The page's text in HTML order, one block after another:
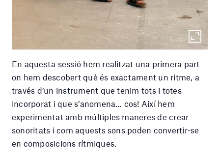
En aquesta sessió hem realitzat una primera part
on hem descobert què és exactament un ritme, a
través d’un instrument que tenim tots i totes
incorporat i que s’anomena… cos! Així hem
experimentat amb múltiples maneres de crear
sonoritats i com aquests sons poden convertir-se
en composicions rítmiques.